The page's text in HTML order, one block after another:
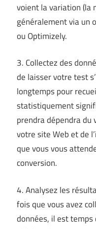
voient la variation (la
généralement via un
ou Optimizely.
3. Collectez des
de laisser votre test
longtemps pour
statistiquement
prendra dépendra
votre site Web et de
que vous vous
conversion.
4. Analysez les
fois que vous avez
données, il est temps